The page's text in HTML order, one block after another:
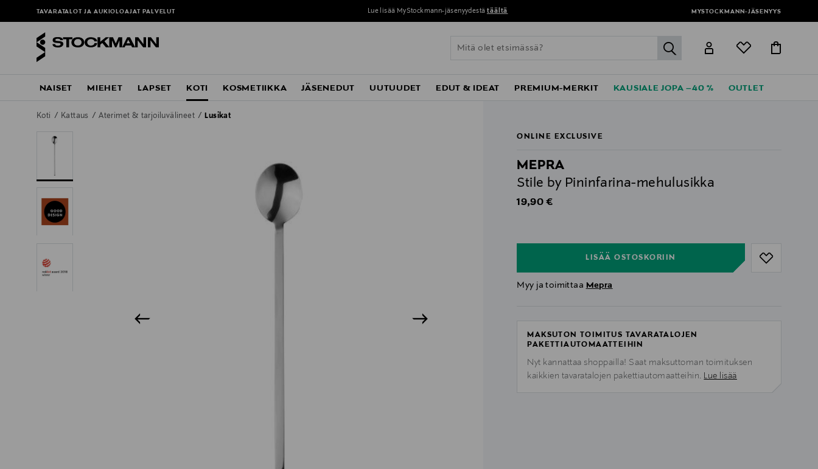
TAVARATALOT JA AUKIOLOAJAT PALVELUT Lue lisää MyStockmann-jäsenyydestä täältä MYSTOCKMANN-JÄSENYYS
label.header.go
NAISET MIEHET LAPSET KOTI KOSMETIIKKA JÄSENEDUT UUTUUDET EDUT & IDEAT PREMIUM-MERKIT KAUSIALE JOPA –40 % OUTLET
Koti Kattaus Aterimet & tarjoiluvälineet Lusikat
ONLINE EXCLUSIVE
MEPRA
Stile by Pininfarina-mehulusikka
Original Price
19,90 €
LISÄÄ OSTOSKORIIN
Myy ja toimittaa Mepra
MAKSUTON TOIMITUS TAVARATALOJEN
PAKETTIAUTOMAATTEIHIN
Nyt kannattaa shoppailla! Saat maksuttoman toimituksen
kaikkien tavaratalojen pakettiautomaatteihin. Lue lisää